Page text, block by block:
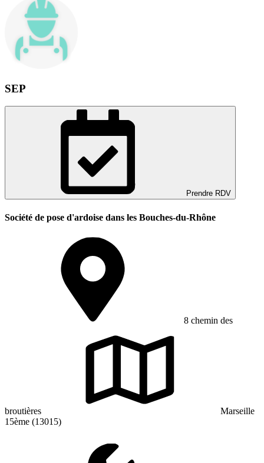
SEP
Prendre RDV
Société de pose d'ardoise dans les Bouches-du-Rhône
8 chemin des
broutières
Marseille
15ème (13015)